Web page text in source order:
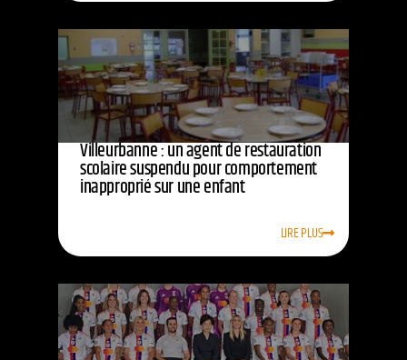
Villeurbanne : un agent de restauration
scolaire suspendu pour comportement
inapproprié sur une enfant
LIRE PLUS